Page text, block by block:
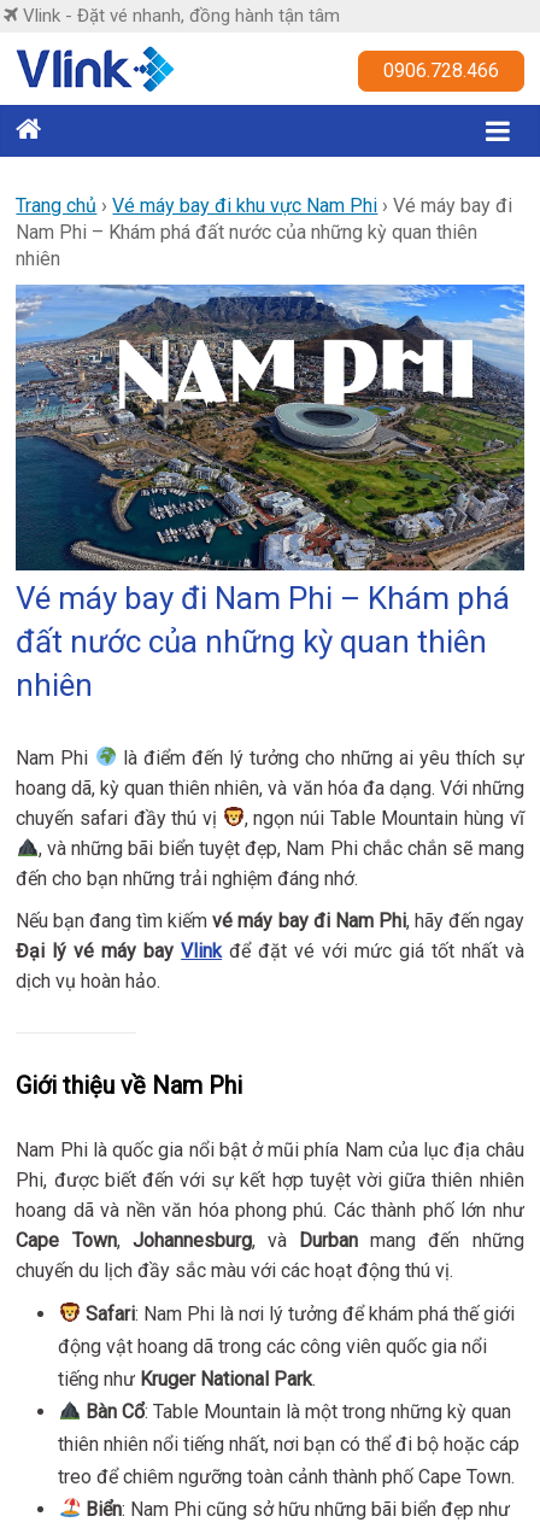
Skip
content
Vlink - Đặt vé nhanh, đồng hành tận tâm
Vlink
nhanh,
đồng
hành
tận
tâm
0906.728.466
Trang chủ ›Vé máy bay đi khu vực Nam Phi ›Vé máy bay đi
Nam Phi – Khám phá đất nước của những kỳ quan thiên
nhiên
Vé máy bay đi Nam Phi – Khám phá
đất nước của những kỳ quan thiên
nhiên
Nam Phi
là điểm đến lý tưởng cho những ai yêu thích sự
hoang dã, kỳ quan thiên nhiên, và văn hóa đa dạng. Với những
chuyến safari đầy thú vị
, ngọn núi Table Mountain hùng vĩ
, và những bãi biển tuyệt đẹp, Nam Phi chắc chắn sẽ mang
đến cho bạn những trải nghiệm đáng nhớ.
Nếu bạn đang tìm kiếmvé máy bay đi Nam Phi, hãy đến ngay
Đại lý vé máy bayVlinkđể đặt vé với mức giá tốt nhất và
dịch vụ hoàn hảo.
Giới thiệu về Nam Phi
Nam Phi là quốc gia nổi bật ở mũi phía Nam của lục địa châu
Phi, được biết đến với sự kết hợp tuyệt vời giữa thiên nhiên
hoang dã và nền văn hóa phong phú. Các thành phố lớn như
Cape Town, Johannesburg, và Durban mang đến những
chuyến du lịch đầy sắc màu với các hoạt động thú vị.
Safari: Nam Phi là nơi lý tưởng để khám phá thế giới
động vật hoang dã trong các công viên quốc gia nổi
tiếng như Kruger National Park.
Bàn Cổ: Table Mountain là một trong những kỳ quan
thiên nhiên nổi tiếng nhất, nơi bạn có thể đi bộ hoặc cáp
treo để chiêm ngưỡng toàn cảnh thành phố Cape Town.
Biển: Nam Phi cũng sở hữu những bãi biển đẹp như